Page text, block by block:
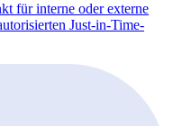
für interne oder externe
Just-in-Time-